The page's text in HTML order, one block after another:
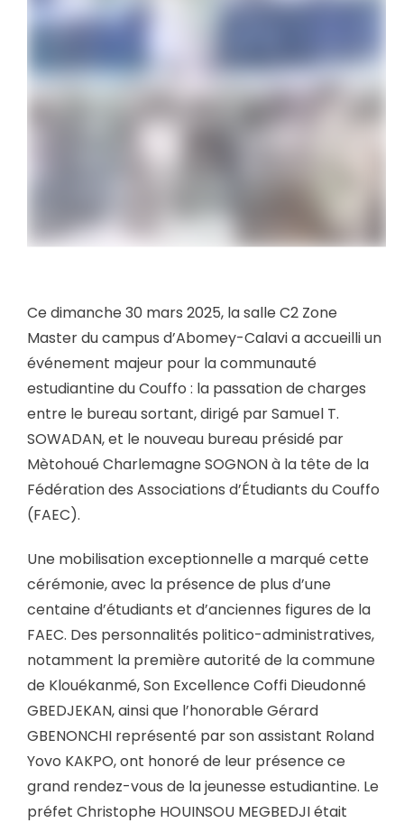
Ce dimanche 30 mars 2025, la salle C2 Zone
Master du campus d’Abomey-Calavi a accueilli un
événement majeur pour la communauté
estudiantine du Couffo : la passation de charges
entre le bureau sortant, dirigé par Samuel T.
SOWADAN, et le nouveau bureau présidé par
Mètohoué Charlemagne SOGNON à la tête de la
Fédération des Associations d’Étudiants du Couffo
(FAEC).
Une mobilisation exceptionnelle a marqué cette
cérémonie, avec la présence de plus d’une
centaine d’étudiants et d’anciennes figures de la
FAEC. Des personnalités politico-administratives,
notamment la première autorité de la commune
de Klouékanmé, Son Excellence Coffi Dieudonné
GBEDJEKAN, ainsi que l’honorable Gérard
GBENONCHI représenté par son assistant Roland
Yovo KAKPO, ont honoré de leur présence ce
grand rendez-vous de la jeunesse estudiantine. Le
préfet Christophe HOUINSOU MEGBEDJI était